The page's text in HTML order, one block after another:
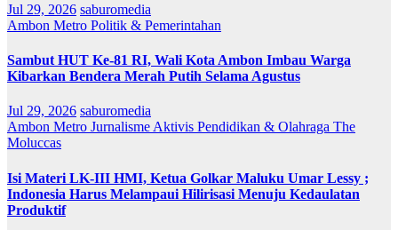
Jul 29, 2026 saburomedia
Ambon Metro Politik & Pemerintahan
Sambut HUT Ke-81 RI, Wali Kota Ambon Imbau Warga
Kibarkan Bendera Merah Putih Selama Agustus
Jul 29, 2026 saburomedia
Ambon Metro Jurnalisme Aktivis Pendidikan & Olahraga The
Moluccas
Isi Materi LK-III HMI, Ketua Golkar Maluku Umar Lessy ;
Indonesia Harus Melampaui Hilirisasi Menuju Kedaulatan
Produktif